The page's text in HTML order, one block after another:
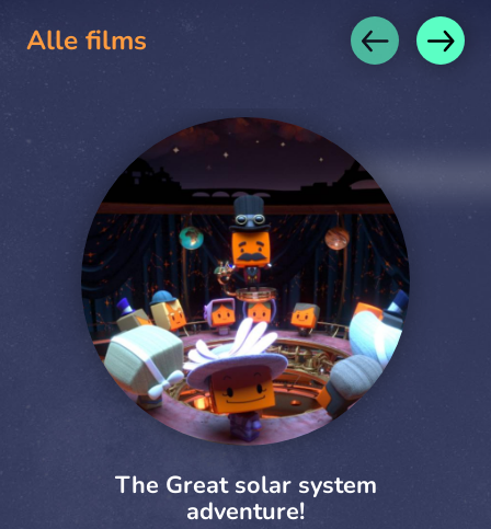
Alle films
The Great solar system
adventure!